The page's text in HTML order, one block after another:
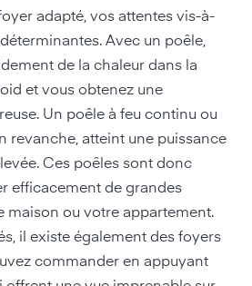
adapté, vos attentes vis-à-
Avec un poêle,
de la chaleur dans la
et vous obtenez une
Un poêle à feu continu ou
revanche, atteint une puissance
Ces poêles sont donc
efficacement de grandes
maison ou votre appartement.
il existe également des foyers
commander en appuyant